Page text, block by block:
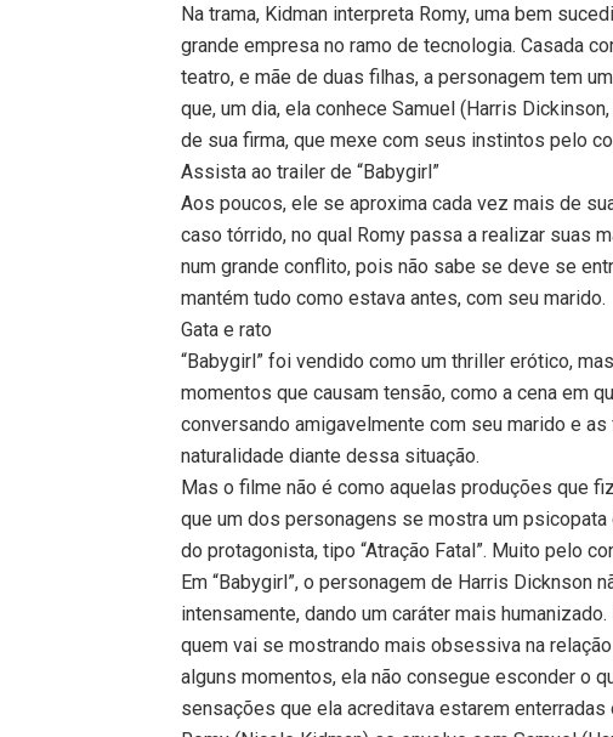
Na trama, Kidman interpreta Romy, uma bem
grande empresa no ramo de tecnologia. Casada
teatro, e mãe de duas filhas, a personagem tem
que, um dia, ela conhece Samuel (Harris
de sua firma, que mexe com seus instintos pelo
Assista ao trailer de “Babygirl”
Aos poucos, ele se aproxima cada vez mais de
caso tórrido, no qual Romy passa a realizar suas
num grande conflito, pois não sabe se deve se
mantém tudo como estava antes, com seu marido.
Gata e rato
“Babygirl” foi vendido como um thriller erótico,
momentos que causam tensão, como a cena em
conversando amigavelmente com seu marido e
naturalidade diante dessa situação.
Mas o filme não é como aquelas produções que
que um dos personagens se mostra um
do protagonista, tipo “Atração Fatal”. Muito pelo
Em “Babygirl”, o personagem de Harris Dicknson
intensamente, dando um caráter mais
quem vai se mostrando mais obsessiva na
alguns momentos, ela não consegue esconder o
sensações que ela acreditava estarem